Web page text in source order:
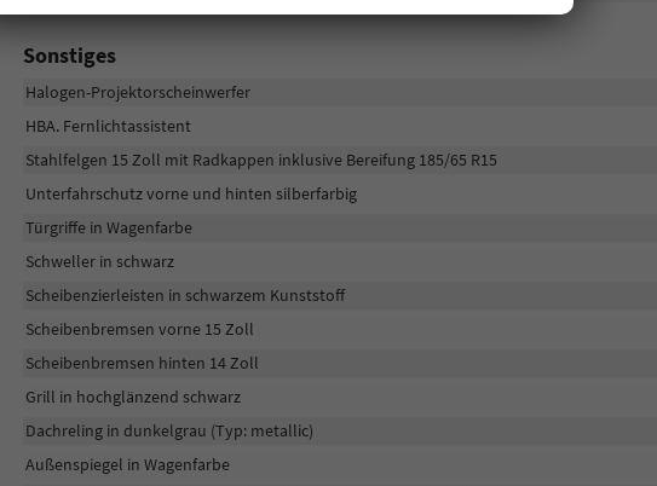
Sonstiges
Halogen-Projektorscheinwerfer
HBA. Fernlichtassistent
Stahlfelgen 15 Zoll mit Radkappen inklusive Bereifung 185/65 R15
Unterfahrschutz vorne und hinten silberfarbig
Türgriffe in Wagenfarbe
Schweller in schwarz
Scheibenzierleisten in schwarzem Kunststoff
Scheibenbremsen vorne 15 Zoll
Scheibenbremsen hinten 14 Zoll
Grill in hochglänzend schwarz
Dachreling in dunkelgrau (Typ: metallic)
Außenspiegel in Wagenfarbe